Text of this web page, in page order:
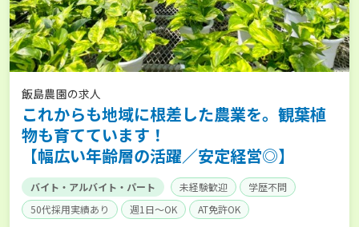
飯島農園の求人
これからも地域に根差した農業を。観葉植
物も育てています！
【幅広い年齢層の活躍／安定経営◎】
バイト・アルバイト・パート 未経験歓迎
学歴不問
50代採用実績あり
週1日～OK AT免許OK